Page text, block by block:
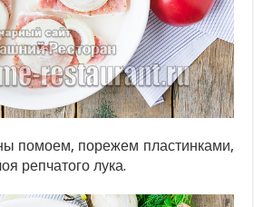
помоем, порежем пластинками,
репчатого лука.